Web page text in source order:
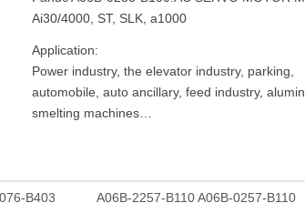
Ai30/4000, ST, SLK, a1000
Application:
Power industry, the elevator industry, parking,
automobile, auto ancillary, feed industry,
smelting machines…
B403
A06B-2257-B110 A06B-0257-B110